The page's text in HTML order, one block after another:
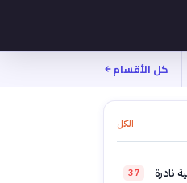
كل الأقسام
الكل
نادرة 37